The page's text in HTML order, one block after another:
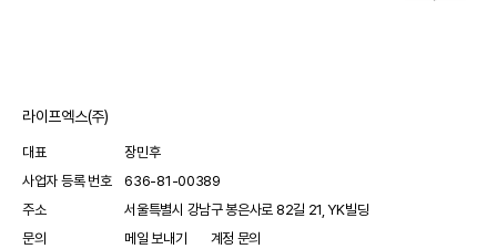
라이프엑스(주)
대표
장민후
사업자 등록 번호
636-81-00389
주소
서울특별시 강남구 봉은사로 82길 21, YK빌딩
문의
메일 보내기
계정 문의